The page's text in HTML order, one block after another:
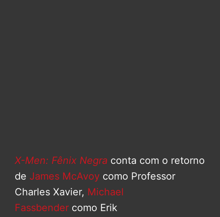
X-Men: Fênix Negra conta com o retorno
de James McAvoy como Professor
Charles Xavier, Michael
Fassbender como Erik